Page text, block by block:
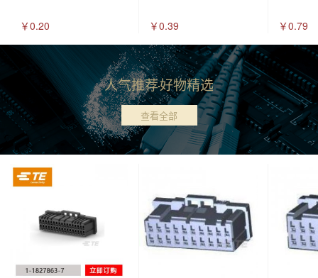
￥0.20 ￥0.39 ￥0.79
人气推荐好物精选
查看全部